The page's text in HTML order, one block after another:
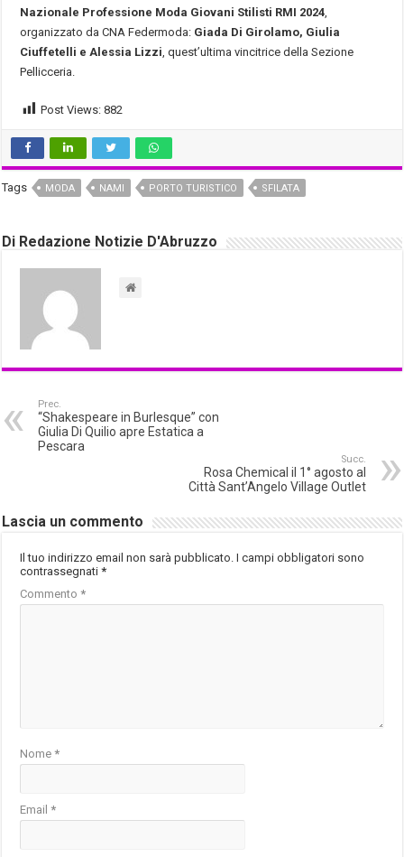
Nazionale Professione Moda Giovani Stilisti RMI 2024
organizzato da CNA Federmoda: Giada Di Girolamo, Giulia
Ciuffetelli e Alessia Lizzi , quest’ultima vincitrice della Sezione
Pellicceria.
Post Views: 882
Tags MODA NAMI PORTO TURISTICO SFILATA
Di Redazione Notizie D'Abruzzo
Prec.
“Shakespeare in Burlesque” con
Giulia Di Quilio apre Estatica a
Pescara
Succ.
Rosa Chemical il 1° agosto al
Città Sant’Angelo Village Outlet
Lascia un commento
Il tuo indirizzo email non sarà pubblicato. I campi obbligatori sono
contrassegnati*
Commento*
Nome*
Email*